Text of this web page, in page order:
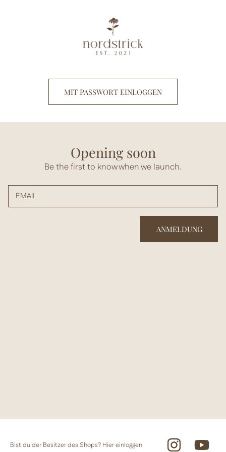
MIT PASSWORT EINLOGGEN
Opening soon
Be the first to know when we launch.
EMAIL
ANMELDUNG
Bist du der Besitzer des Shops? Hier einloggen Instagram